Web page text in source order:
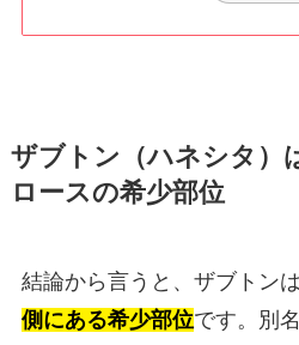
ザブトン（ハネシタ）
ロースの希少部位
結論から言うと、ザブトンは
側にある希少部位です。別